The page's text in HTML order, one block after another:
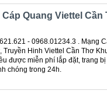
Quang Viettel Cần
- 0968.01234.3 . Mạng
Truyền Hinh Viettel Cần Thơ
được miễn phí lắp đặt, trang
chóng trong 24h.